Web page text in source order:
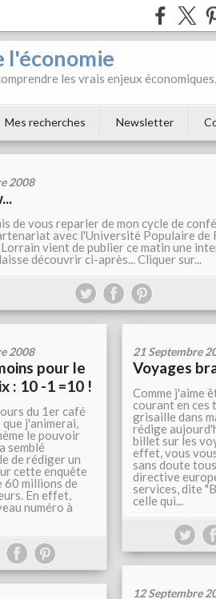
l'économie
les vrais enjeux
Mes recherches Newsletter
2008
de vous reparler de mon cycle de
avec l'Université Populaire de
vient de publier ce matin une
découvrir ci-après... Cliquer sur...
2008
pour le
: 10 -1 =10 !
du 1er café
j'animerai,
le pouvoir
semblé
de rédiger un
cette enquête
60 millions de
En effet,
numéro à
21 Septembre
Voyages
Comme j'aime
courant en ces
grisaille dans
rédige
billet sur les
effet, vous
sans doute
directive
services, dite
celle qui...
12 Septembre